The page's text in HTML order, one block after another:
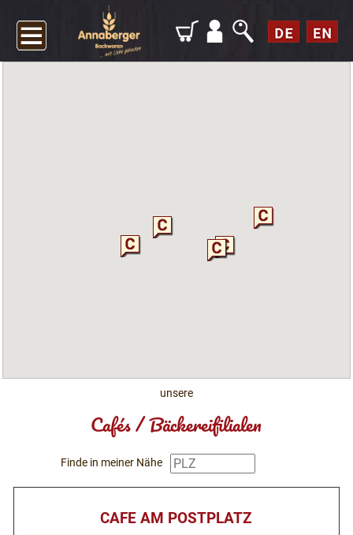
unsere
Cafés / Bäckereifilialen
Finde in meiner Nähe
CAFE AM POSTPLATZ